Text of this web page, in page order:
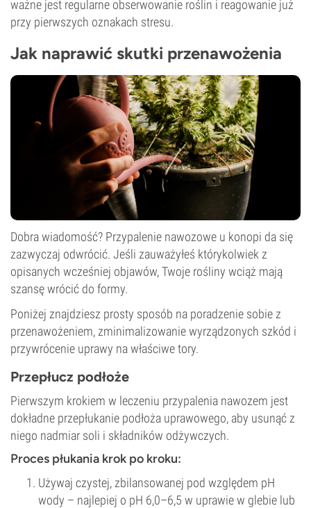
ważne jest regularne obserwowanie roślin i reagowanie już
przy pierwszych oznakach stresu.
Jak naprawić skutki przenawożenia
Dobra wiadomość? Przypalenie nawozowe u konopi da się
zazwyczaj odwrócić. Jeśli zauważyłeś którykolwiek z
opisanych wcześniej objawów, Twoje rośliny wciąż mają
szansę wrócić do formy.
Poniżej znajdziesz prosty sposób na poradzenie sobie z
przenawożeniem, zminimalizowanie wyrządzonych szkód i
przywrócenie uprawy na właściwe tory.
Przepłucz podłoże
Pierwszym krokiem w leczeniu przypalenia nawozem jest
dokładne przepłukanie podłoża uprawowego, aby usunąć z
niego nadmiar soli i składników odżywczych.
Proces płukania krok po kroku:
Używaj czystej, zbilansowanej pod względem pH
wody – najlepiej o pH 6,0–6,5 w uprawie w glebie lub